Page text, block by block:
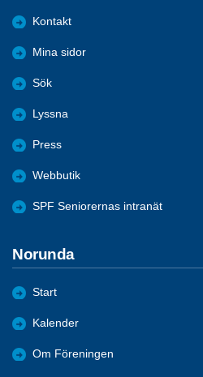
Kontakt
Mina sidor
Sök
Lyssna
Press
Webbutik
SPF Seniorernas intranät
Norunda
Start
Kalender
Om Föreningen